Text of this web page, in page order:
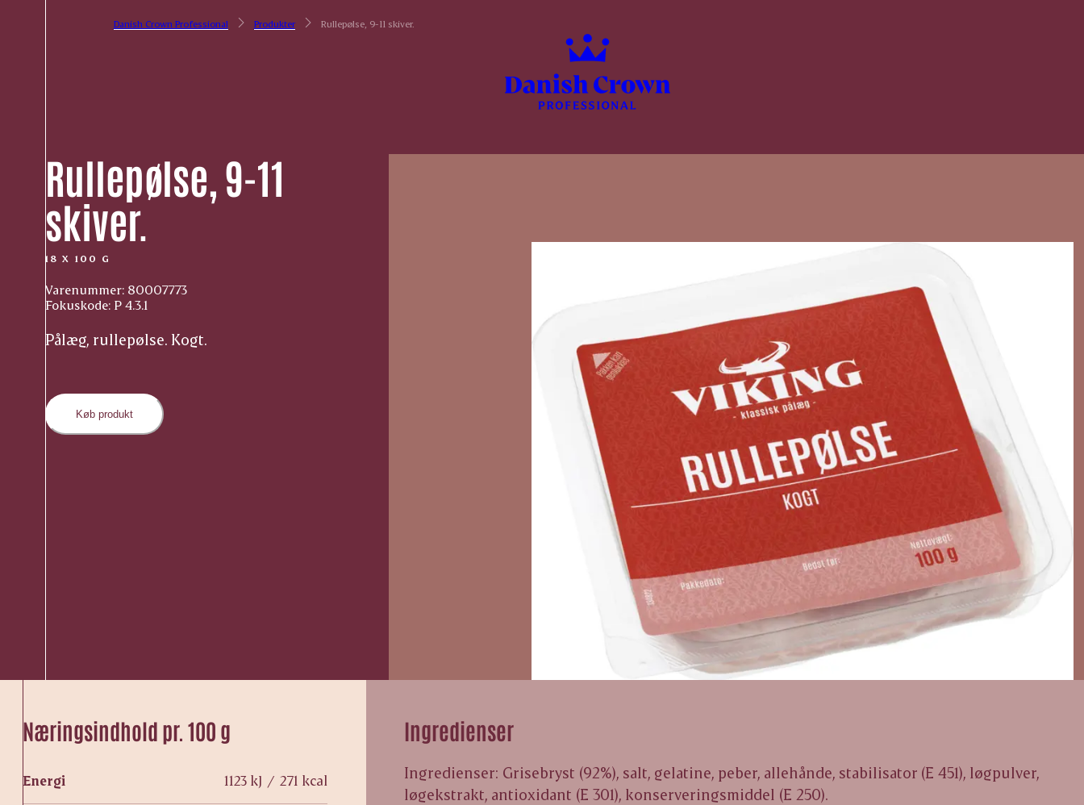
Danish Crown Professional Produkter Rullepølse, 9-11 skiver.
Rullepølse, 9-11
skiver.
18 X 100 G
Varenummer: 80007773
Fokuskode: P 4.3.1
Pålæg, rullepølse. Kogt.
Køb produkt
Næringsindhold pr. 100 g
Energi 1123 kJ / 271 kcal
Ingredienser
Ingredienser: Grisebryst (92%), salt, gelatine, peber, allehånde, stabilisator (E 451), løgpulver,
løgekstrakt, antioxidant (E 301), konserveringsmiddel (E 250).